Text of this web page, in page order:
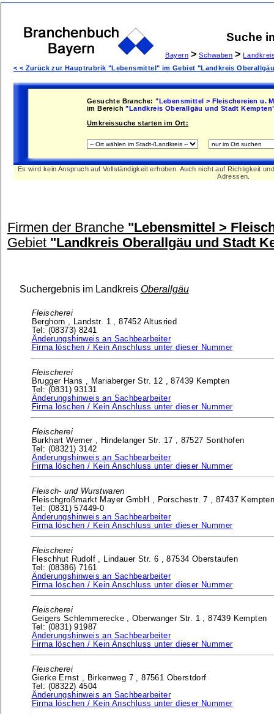
Suche
Bayern > Schwaben >
< < Zurück zur Hauptrubrik "Lebensmittel" im Gebiet "Landkreis
Gesuchte Branche: "Lebensmittel > Fleischereien u.
im Bereich "Landkreis Oberallgäu und Stadt
Umkreissuche starten im Ort:
Es wird kein Anspruch auf Vollständigkeit erhoben. Auch nicht auf Richtigkeit
Adressen.
Firmen der Branche "Lebensmittel >
Gebiet "Landkreis Oberallgäu und Stadt
Suchergebnis im Landkreis Oberallgäu
Fleischerei
Berghorn , Landstr. 1 ,87452 Altusried
Tel: (08373) 8241
Änderungshinweis an Sachbearbeiter
Firma löschen / Kein Anschluss unter dieser Nummer
Fleischerei
Brugger Hans , Mariaberger Str. 12 ,87439 Kempten
Tel: (0831) 93131
Änderungshinweis an Sachbearbeiter
Firma löschen / Kein Anschluss unter dieser Nummer
Fleischerei
Burkhart Werner , Hindelanger Str. 17 , 87527 Sonthofen
Tel: (08321) 3142
Änderungshinweis an Sachbearbeiter
Firma löschen / Kein Anschluss unter dieser Nummer
Fleisch- und Wurstwaren
Fleischgroßmarkt Mayer GmbH , Porschestr. 7 , 87437
Tel: (0831) 57449-0
Änderungshinweis an Sachbearbeiter
Firma löschen / Kein Anschluss unter dieser Nummer
Fleischerei
Fleschhut Rudolf , Lindauer Str. 6 ,87534 Oberstaufen
Tel: (08386) 7161
Änderungshinweis an Sachbearbeiter
Firma löschen / Kein Anschluss unter dieser Nummer
Fleischerei
Geigers Schlemmerecke ,Oberwanger Str. 1 ,87439 Kempten
Tel: (0831) 91987
Änderungshinweis an Sachbearbeiter
Firma löschen / Kein Anschluss unter dieser Nummer
Fleischerei
Gierke Ernst , Birkenweg 7 ,87561 Oberstdorf
Tel: (08322) 4504
Änderungshinweis an Sachbearbeiter
Firma löschen / Kein Anschluss unter dieser Nummer